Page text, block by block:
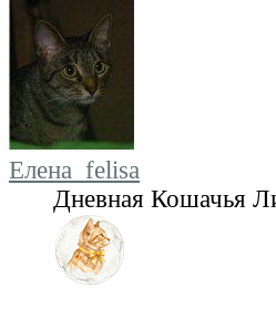
Елена_felisa
Дневная Кошачья